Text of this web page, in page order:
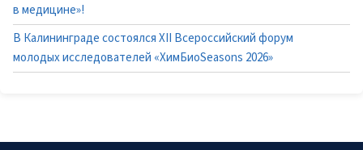
в медицине»!
В Калининграде состоялся XII Всероссийский форум
молодых исследователей «ХимБиоSeasons 2026»